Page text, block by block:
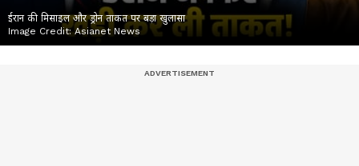
ईरान की मिसाइल और ड्रोन ताकत पर बड़ा खुलासा
Image Credit:Asianet News